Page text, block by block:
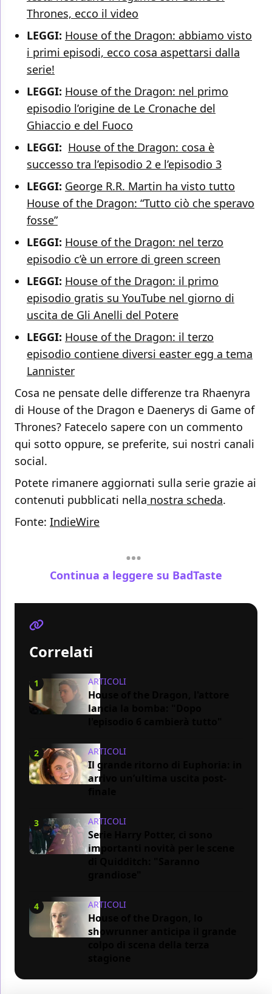
Thrones, ecco il video
LEGGI: House of the Dragon: abbiamo visto
i primi episodi, ecco cosa aspettarsi dalla
serie!
LEGGI: House of the Dragon: nel primo
episodio l’origine de Le Cronache del
Ghiaccio e del Fuoco
LEGGI: House of the Dragon: cosa è
successo tra l’episodio 2 e l’episodio 3
LEGGI: George R.R. Martin ha visto tutto
House of the Dragon: “Tutto ciò che speravo
fosse”
LEGGI: House of the Dragon: nel terzo
episodio c’è un errore di green screen
LEGGI: House of the Dragon: il primo
episodio gratis su YouTube nel giorno di
uscita de Gli Anelli del Potere
LEGGI: House of the Dragon: il terzo
episodio contiene diversi easter egg a tema
Lannister
Cosa ne pensate delle differenze tra Rhaenyra
di House of the Dragon e Daenerys di Game of
Thrones? Fatecelo sapere con un commento
qui sotto oppure, se preferite, sui nostri canali
social.
Potete rimanere aggiornati sulla serie grazie ai
contenuti pubblicati nella nostra scheda.
Fonte: IndieWire
Continua a leggere su BadTaste
Correlati
1 ARTICOLI
House of the Dragon, l'attore
lancia la bomba: "Dopo
2 ARTICOLI
Il grande ritorno di Euphoria: in
arrivo un’ultima uscita post-
3 ARTICOLI
Serie Harry Potter, ci sono
importanti novità per le scene
4 ARTICOLI
House of the Dragon, lo
showrunner anticipa il grande